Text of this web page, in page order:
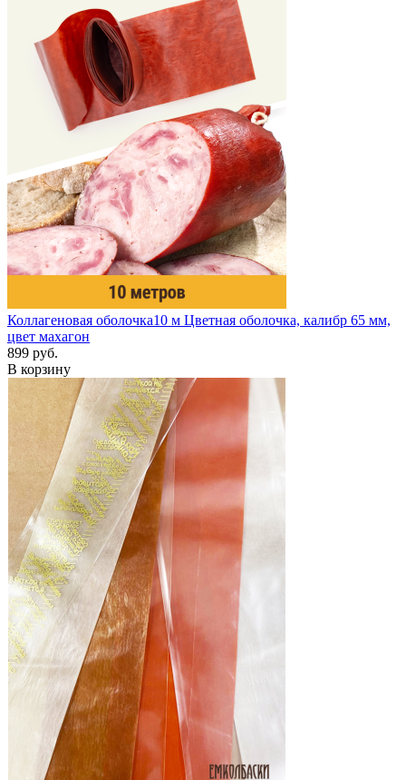
Коллагеновая оболочка10 м Цветная оболочка, калибр 65 мм,
цвет махагон
899 руб.
В корзину